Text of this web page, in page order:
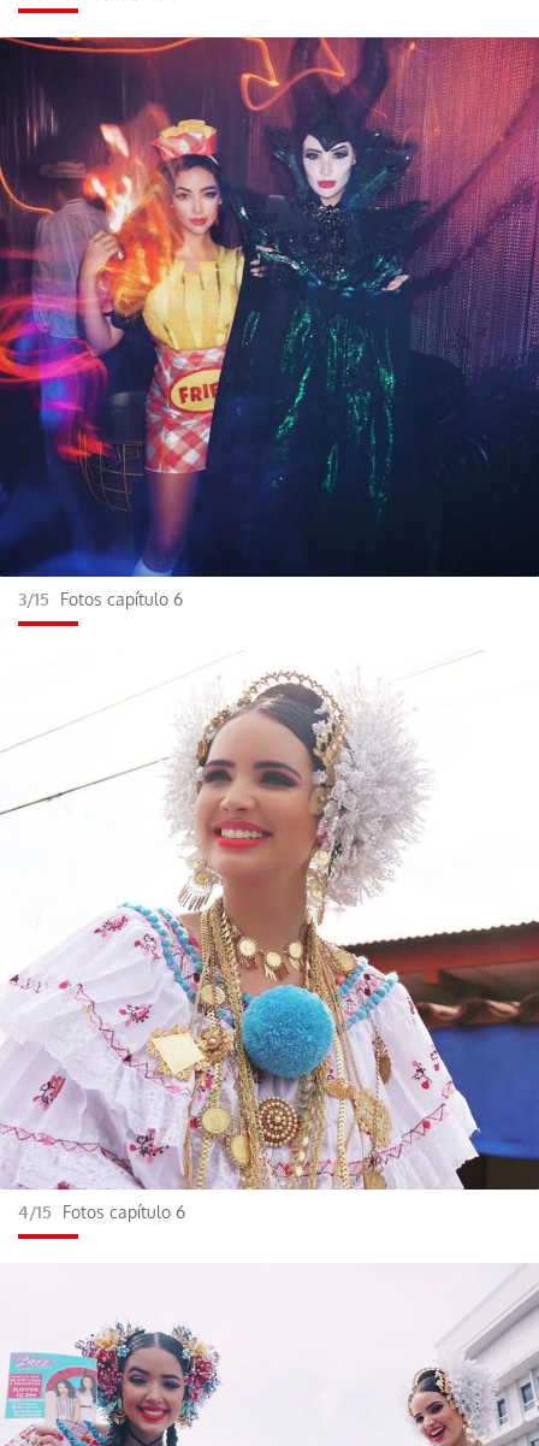
3/15 Fotos capítulo 6
4/15 Fotos capítulo 6